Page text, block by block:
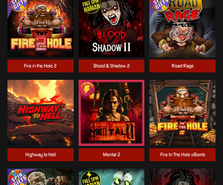
Highway to Hell Mental 2
Blood & Shadow 2
Fire in the Hole 2
Fire In The Hole xBomb
Road Rage